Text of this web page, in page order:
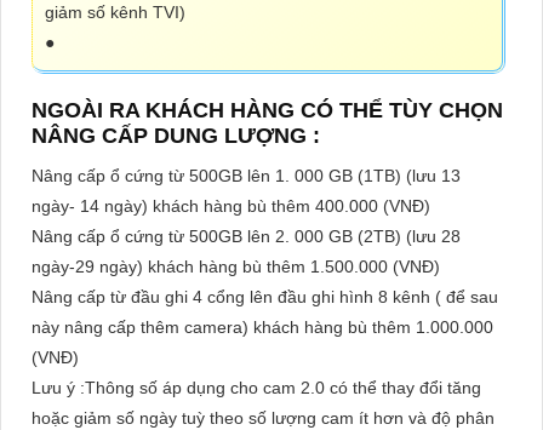
giảm số kênh TVI)
●
NGOÀI RA KHÁCH HÀNG CÓ THỂ TÙY CHỌN
NÂNG CẤP DUNG LƯỢNG :
Nâng cấp ổ cứng từ 500GB lên 1. 000 GB (1TB) (lưu 13
ngày- 14 ngày) khách hàng bù thêm 400.000 (VNĐ)
Nâng cấp ổ cứng từ 500GB lên 2. 000 GB (2TB) (lưu 28
ngày-29 ngày) khách hàng bù thêm 1.500.000 (VNĐ)
Nâng cấp từ đầu ghi 4 cổng lên đầu ghi hình 8 kênh ( để sau
này nâng cấp thêm camera) khách hàng bù thêm 1.000.000
(VNĐ)
Lưu ý :Thông số áp dụng cho cam 2.0 có thể thay đổi tăng
hoặc giảm số ngày tuỳ theo số lượng cam ít hơn và độ phân